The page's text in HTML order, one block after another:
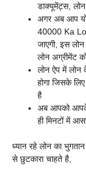
डाक्यूमेंट्स,
अगर अब आप
40000 Ka
जाएगी, इस
लोन अग्रीमेंट
लोन ऐप में
होगा जिसके
है
अब आपको
ही मिनटों में
ध्यान रहे लोन का
से छुटकारा चाहते है,